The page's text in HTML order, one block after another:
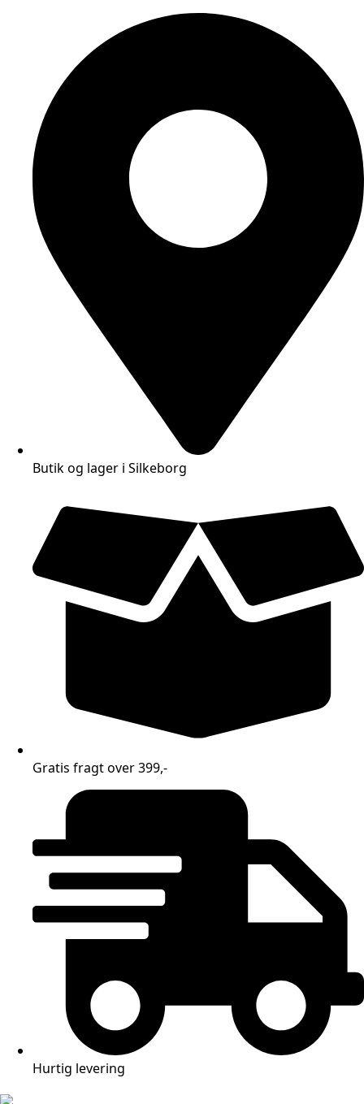
Butik og lager i Silkeborg
Gratis fragt over 399,-
Hurtig levering